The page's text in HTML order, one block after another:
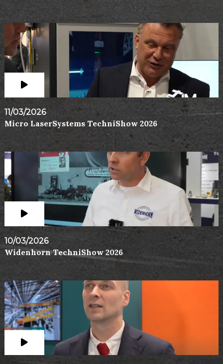
11/03/2026
Micro LaserSystems TechniShow 2026
10/03/2026
Widenhorn TechniShow 2026